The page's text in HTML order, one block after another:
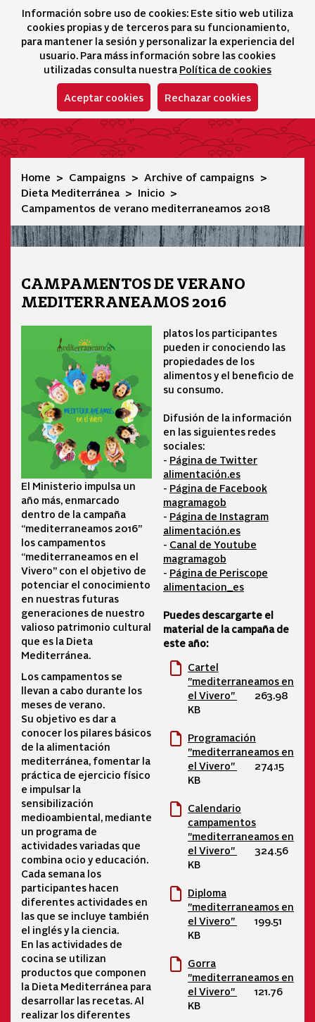
Información sobre uso de cookies: Este sitio web utiliza
cookies propias y de terceros para su funcionamiento,
para mantener la sesión y personalizar la experiencia del
usuario. Para máss información sobre las cookies
utilizadas consulta nuestra Política de cookies
Aceptar cookies Rechazar cookies
Selector idioma
icono
Campamentos de verano mediterraneamos 2018
Home Campaigns
Archive of campaigns
Dieta Mediterránea
Inicio
Campamentos de verano mediterraneamos 2018
CAMPAMENTOS DE VERANO
MEDITERRANEAMOS 2016
El Ministerio impulsa un
año más, enmarcado
dentro de la campaña
“mediterraneamos 2016”
los campamentos
“mediterraneamos en el
Vivero” con el objetivo de
potenciar el conocimiento
en nuestras futuras
generaciones de nuestro
valioso patrimonio cultural
que es la Dieta
Mediterránea.
Los campamentos se
llevan a cabo durante los
meses de verano.
Su objetivo es dar a
conocer los pilares básicos
de la alimentación
mediterránea, fomentar la
práctica de ejercicio físico
e impulsar la
sensibilización
medioambiental, mediante
un programa de
actividades variadas que
combina ocio y educación.
Cada semana los
participantes hacen
diferentes actividades en
las que se incluye también
el inglés y la ciencia.
En las actividades de
cocina se utilizan
productos que componen
la Dieta Mediterránea para
desarrollar las recetas. Al
realizar los diferentes
platos los participantes
pueden ir conociendo las
propiedades de los
alimentos y el beneficio de
su consumo.
Difusión de la información
en las siguientes redes
sociales:
- Página de Twitter
alimentación.es
- Página de Facebook
magramagob
- Página de Instagram
alimentación.es
- Canal de Youtube
magramagob
- Página de Periscope
alimentacion_es
Puedes descargarte el
material de la campaña de
este año:
Cartel
"mediterraneamos en
el Vivero"
263.98
KB
Programación
"mediterraneamos en
el Vivero"
274.15
KB
Calendario
campamentos
"mediterraneamos en
el Vivero"
324.56
KB
Diploma
"mediterraneamos en
el Vivero"
199.51
KB
Gorra
"mediterraneamos en
el Vivero"
121.76
KB